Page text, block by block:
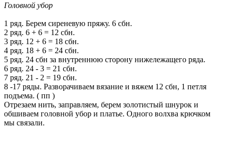
Головной убор
1 ряд. Берем сиреневую пряжу. 6 сбн.
2 ряд. 6 + 6 = 12 сбн.
3 ряд. 12 + 6 = 18 сбн.
4 ряд. 18 + 6 = 24 сбн.
5 ряд. 24 сбн за внутреннюю сторону нижележащего ряда.
6 ряд. 24 - 3 = 21 сбн.
7 ряд. 21 - 2 = 19 сбн.
8 -17 ряды. Разворачиваем вязание и вяжем 12 сбн, 1 петля
подъема. ( пп )
Отрезаем нить, заправляем, берем золотистый шнурок и
обшиваем головной убор и платье. Одного волхва крючком
мы связали.